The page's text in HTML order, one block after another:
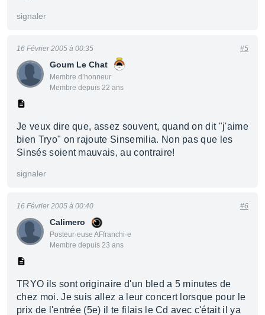
signaler
Goum Le Chat
Membre d’honneur
Membre depuis 22 ans
16 Février 2005 à 00:35 #5
Je veux dire que, assez souvent, quand on dit "j'aime
bien Tryo" on rajoute Sinsemilia. Non pas que les
Sinsés soient mauvais, au contraire!
signaler
Calimero
Posteur·euse AFfranchi·e
Membre depuis 23 ans
16 Février 2005 à 00:40 #6
TRYO ils sont originaire d'un bled a 5 minutes de
chez moi. Je suis allez a leur concert lorsque pour le
prix de l'entrée (5e) il te filais le Cd avec c'était il ya